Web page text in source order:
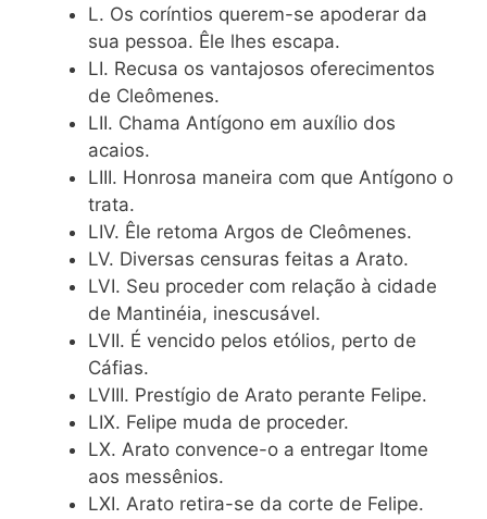
L. Os coríntios querem-se apoderar da
sua pessoa. Êle lhes escapa.
LI. Recusa os vantajosos oferecimentos
de Cleômenes.
LII. Chama Antígono em auxílio dos
acaios.
LIII. Honrosa maneira com que Antígono o
trata.
LIV. Êle retoma Argos de Cleômenes.
LV. Diversas censuras feitas a Arato.
LVI. Seu proceder com relação à cidade
de Mantinéia, inescusável.
LVII. É vencido pelos etólios, perto de
Cáfias.
LVIII. Prestígio de Arato perante Felipe.
LIX. Felipe muda de proceder.
LX. Arato convence-o a entregar Itome
aos messênios.
LXI. Arato retira-se da corte de Felipe.